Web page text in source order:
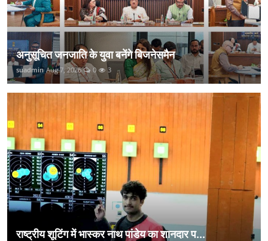
अनुसूचित जनजाति के युवा बनेंगे बिजनेसमैन
suadmin Aug 7, 2026 0 3
राष्ट्रीय शूटिंग में भास्कर नाथ पांडेय का शानदार प...